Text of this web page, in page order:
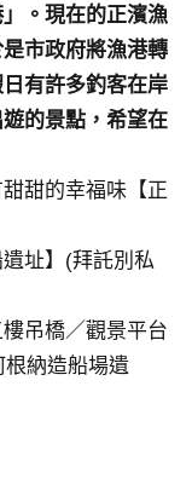
。現在的正濱漁
市政府將漁港轉
有許多釣客在岸
的景點，希望在
甜的幸福味【正
址】(拜託別私
吊橋／觀景平台
根納造船場遺